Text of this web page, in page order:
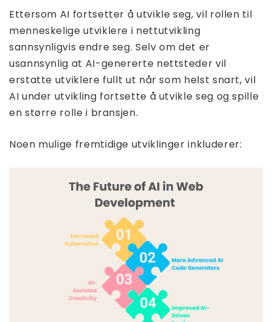
Ettersom AI fortsetter å utvikle seg, vil rollen til
menneskelige utviklere i nettutvikling
sannsynligvis endre seg. Selv om det er
usannsynlig at AI-genererte nettsteder vil
erstatte utviklere fullt ut når som helst snart, vil
AI under utvikling fortsette å utvikle seg og spille
en større rolle i bransjen.
Noen mulige fremtidige utviklinger inkluderer: